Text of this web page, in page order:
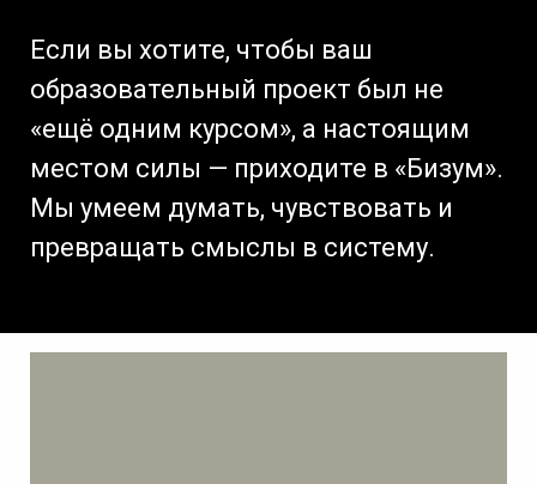
Если вы хотите, чтобы ваш
образовательный проект был не
«ещё одним курсом», а настоящим
местом силы — приходите в «Бизум».
Мы умеем думать, чувствовать и
превращать смыслы в систему.